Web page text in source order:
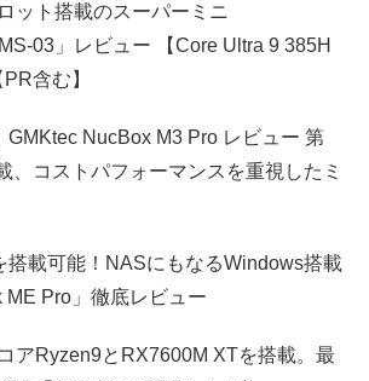
ット搭載のスーパーミニ
03」レビュー 【Core Ultra 9 385H
含む】
GMKtec NucBox M3 Pro レビュー 第
、コストパフォーマンスを重視したミ
搭載可能！NASにもなるWindows搭載
ME Pro」徹底レビュー
アRyzen9とRX7600M XTを搭載。最